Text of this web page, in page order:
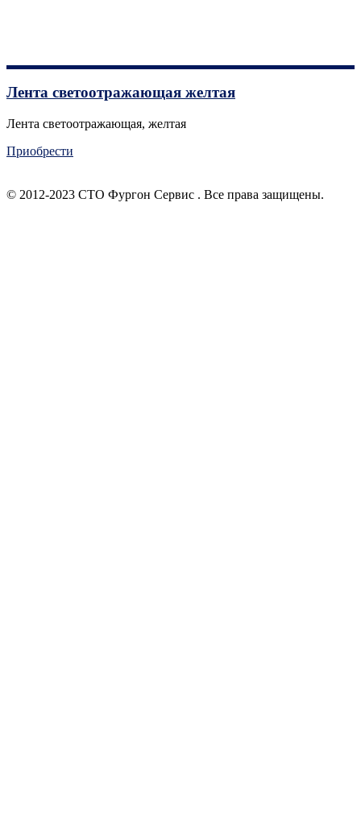
Лента светоотражающая желтая
Лента светоотражающая, желтая
Приобрести
© 2012-2023 СТО Фургон Сервис . Все права защищены.